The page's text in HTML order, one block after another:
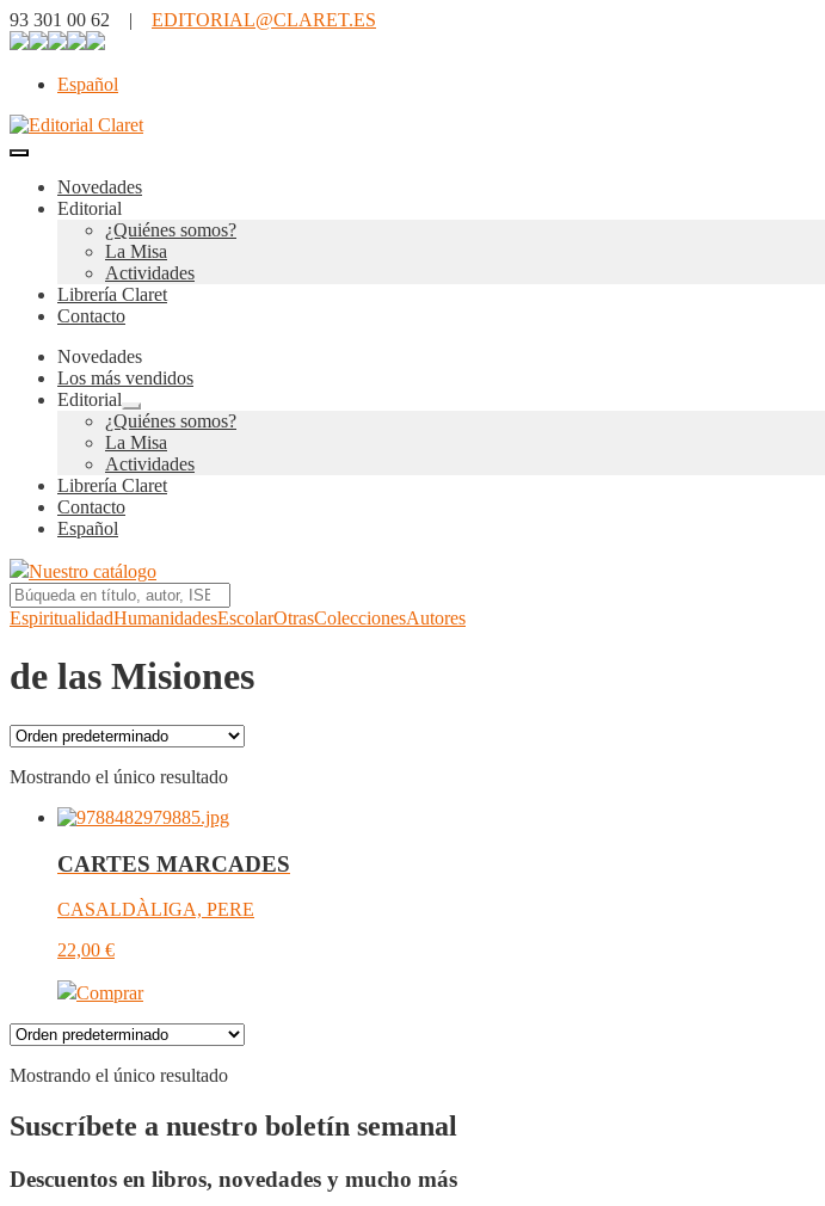
93 301 00 62 | EDITORIAL@CLARET.ES
Español
Novedades
Editorial
¿Quiénes somos?
La Misa
Actividades
Librería Claret
Contacto
Novedades
Los más vendidos
Editorial
Expandir
el
menú
hijo
¿Quiénes somos?
La Misa
Actividades
Librería Claret
Contacto
Español
Nuestro catálogo
EspiritualidadHumanidadesEscolarOtrasColeccionesAutores
de las Misiones
Mostrando el único resultado
CARTES MARCADES
CASALDÀLIGA, PERE
22,00 €
Comprar
Mostrando el único resultado
Suscríbete a nuestro boletín semanal
Descuentos en libros, novedades y mucho más